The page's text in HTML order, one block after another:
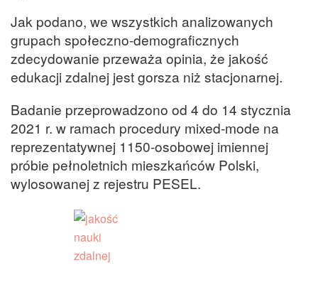
Jak podano, we wszystkich analizowanych
grupach społeczno-demograficznych
zdecydowanie przeważa opinia, że jakość
edukacji zdalnej jest gorsza niż stacjonarnej.
Badanie przeprowadzono od 4 do 14 stycznia
2021 r. w ramach procedury mixed-mode na
reprezentatywnej 1150-osobowej imiennej
próbie pełnoletnich mieszkańców Polski,
wylosowanej z rejestru PESEL.